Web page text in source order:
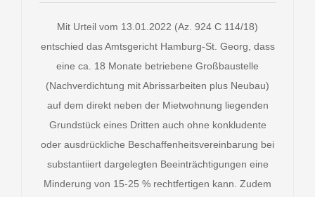
Mit Urteil vom 13.01.2022 (Az. 924 C 114/18)
entschied das Amtsgericht Hamburg-St. Georg, dass
eine ca. 18 Monate betriebene Großbaustelle
(Nachverdichtung mit Abrissarbeiten plus Neubau)
auf dem direkt neben der Mietwohnung liegenden
Grundstück eines Dritten auch ohne konkludente
oder ausdrückliche Beschaffenheitsvereinbarung bei
substantiiert dargelegten Beeinträchtigungen eine
Minderung von 15-25 % rechtfertigen kann. Zudem